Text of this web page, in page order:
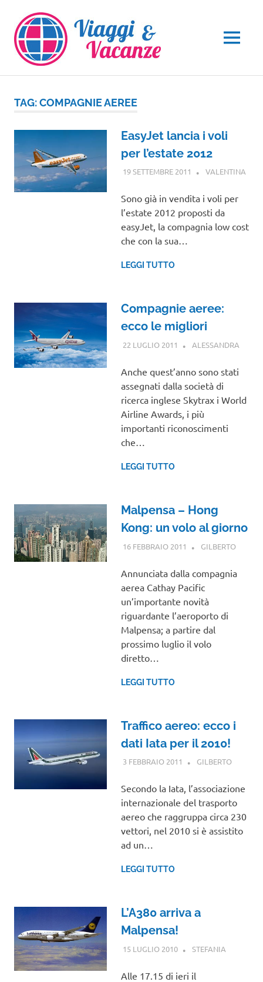
contenuto
MENU
TAG:COMPAGNIE AEREE
EasyJet lancia i voli
per l’estate 2012
19 SETTEMBRE 2011 VALENTINA
Sono già in vendita i voli per
l’estate 2012 proposti da
easyJet, la compagnia low cost
che con la sua…
LEGGI TUTTO
Compagnie aeree:
ecco le migliori
22 LUGLIO 2011 ALESSANDRA
Anche quest’anno sono stati
assegnati dalla società di
ricerca inglese Skytrax i World
Airline Awards, i più
importanti riconoscimenti
che…
LEGGI TUTTO
Malpensa – Hong
Kong: un volo al giorno
16 FEBBRAIO 2011 GILBERTO
Annunciata dalla compagnia
aerea Cathay Pacific
un’importante novità
riguardante l’aeroporto di
Malpensa; a partire dal
prossimo luglio il volo
diretto…
LEGGI TUTTO
Traffico aereo: ecco i
dati Iata per il 2010!
3 FEBBRAIO 2011 GILBERTONOTIZIE
Secondo la Iata, l’associazione
internazionale del trasporto
aereo che raggruppa circa 230
vettori, nel 2010 si è assistito
ad un…
LEGGI TUTTO
L’A380 arriva a
Malpensa!
15 LUGLIO 2010 STEFANIA
Alle 17.15 di ieri il